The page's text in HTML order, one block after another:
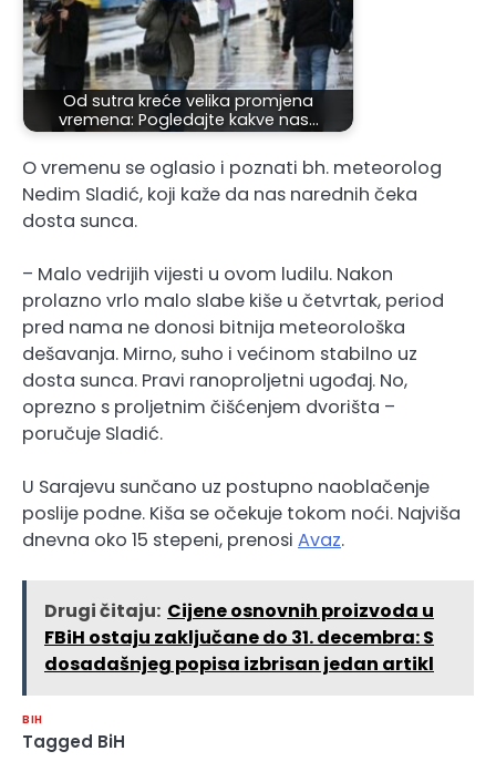
Od sutra kreće velika promjena
vremena: Pogledajte kakve nas…
O vremenu se oglasio i poznati bh. meteorolog
Nedim Sladić, koji kaže da nas narednih čeka
dosta sunca.
– Malo vedrijih vijesti u ovom ludilu. Nakon
prolazno vrlo malo slabe kiše u četvrtak, period
pred nama ne donosi bitnija meteorološka
dešavanja. Mirno, suho i većinom stabilno uz
dosta sunca. Pravi ranoproljetni ugođaj. No,
oprezno s proljetnim čišćenjem dvorišta –
poručuje Sladić.
U Sarajevu sunčano uz postupno naoblačenje
poslije podne. Kiša se očekuje tokom noći. Najviša
dnevna oko 15 stepeni, prenosi Avaz.
Drugi čitaju: Cijene osnovnih proizvoda u
FBiH ostaju zaključane do 31. decembra: S
dosadašnjeg popisa izbrisan jedan artikl
BIH
Tagged BiH